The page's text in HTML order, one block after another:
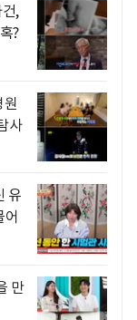
,
?
원
사
유
만